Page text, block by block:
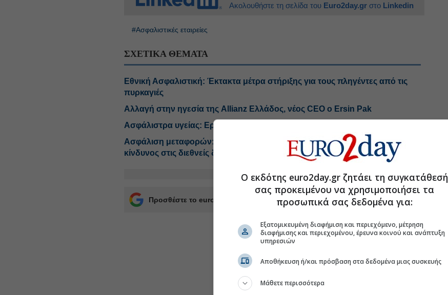
Ακολουθήστε τη σελίδα του Euro2day.gr στο Linkedin
#Ασφαλιστικές εταιρείες
ΣΧΕΤΙΚΑ ΘΕΜΑΤΑ
Εθνική Ασφαλιστική: Έκτακτα μέτρα στήριξης για τους πληγέντες από τις
πυρκαγιές
Αλλαγή στην ηγεσία της Allianz Ελλάδος, νέος CEO ο Ersin Pak
Ασφάλιστρα υγείας: Ερχονται νέες δικαστικές διαμάχες για τις αυξήσεις
Ασφάλιση μεταφορών: Βελτιωμένη εικόνα στις ζημιές, αυξημένος ο
κίνδυνος στις διεθνείς διαδρομές
Προσθέστε το euro2day.gr στο Discover
Ο εκδότης euro2day.gr ζητάει τη συγκατάθεσή
σας προκειμένου να χρησιμοποιήσει τα
προσωπικά σας δεδομένα για:
Εξατομικευμένη διαφήμιση και περιεχόμενο, μέτρηση
διαφήμισης και περιεχομένου, έρευνα κοινού και ανάπτυξη
υπηρεσιών
Αποθήκευση ή/και πρόσβαση στα δεδομένα μιας συσκευής
Μάθετε περισσότερα